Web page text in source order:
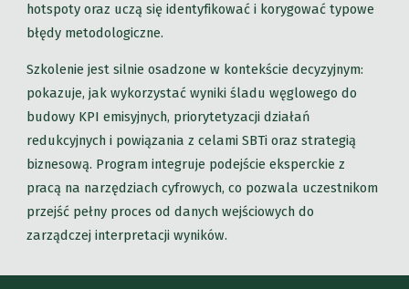
hotspoty oraz uczą się identyfikować i korygować typowe
błędy metodologiczne.
Szkolenie jest silnie osadzone w kontekście decyzyjnym:
pokazuje, jak wykorzystać wyniki śladu węglowego do
budowy KPI emisyjnych, priorytetyzacji działań
redukcyjnych i powiązania z celami SBTi oraz strategią
biznesową. Program integruje podejście eksperckie z
pracą na narzędziach cyfrowych, co pozwala uczestnikom
przejść pełny proces od danych wejściowych do
zarządczej interpretacji wyników.